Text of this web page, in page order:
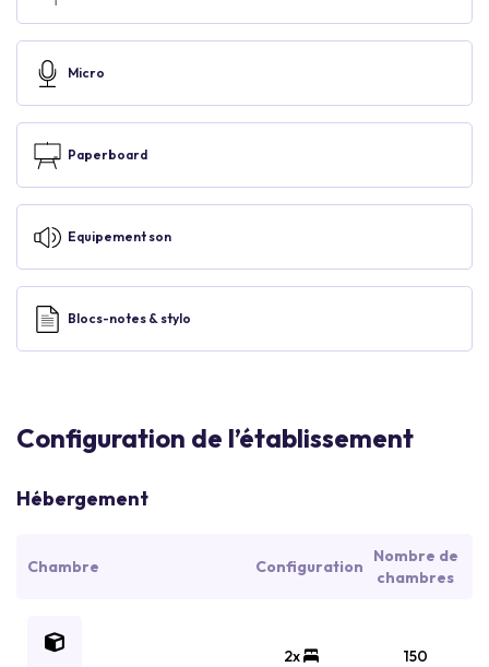
Micro
Paperboard
Equipement son
Blocs-notes & stylo
Configuration de l’établissement
Hébergement
Chambre Configuration
Nombre de
chambres
2x 150